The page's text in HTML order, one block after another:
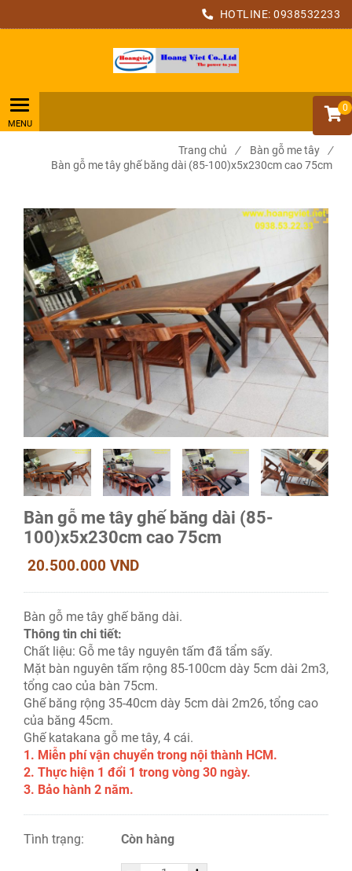
HOTLINE: 0938532233
0
Trang chủ / Bàn gỗ me tây
/
Bàn gỗ me tây ghế băng dài (85-100)x5x230cm cao 75cm
Bàn gỗ me tây ghế băng dài (85-
100)x5x230cm cao 75cm
20.500.000 VND
Bàn gỗ me tây ghế băng dài.
Thông tin chi tiết:
Chất liệu: Gỗ me tây nguyên tấm đã tẩm sấy.
Mặt bàn nguyên tấm rộng 85-100cm dày 5cm dài 2m3,
tổng cao của bàn 75cm.
Ghế băng rộng 35-40cm dày 5cm dài 2m26, tổng cao
của băng 45cm.
Ghế katakana gỗ me tây, 4 cái.
1. Miễn phí vận chuyển trong nội thành HCM.
2. Thực hiện 1 đổi 1 trong vòng 30 ngày.
3. Bảo hành 2 năm.
Tình trạng: Còn hàng